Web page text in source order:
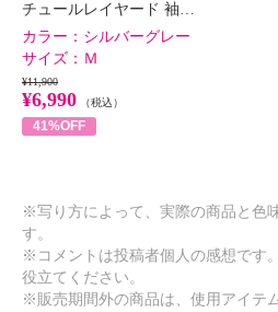
チュールレイヤード 袖…
カラー： シルバーグレー
サイズ： Ｍ
¥11,900
¥6,990 （税込）
41%OFF
※写り方によって、実際の商品と色
す。
※コメントは投稿者個人の感想です
役立てください。
※販売期間外の商品は、使用アイテ